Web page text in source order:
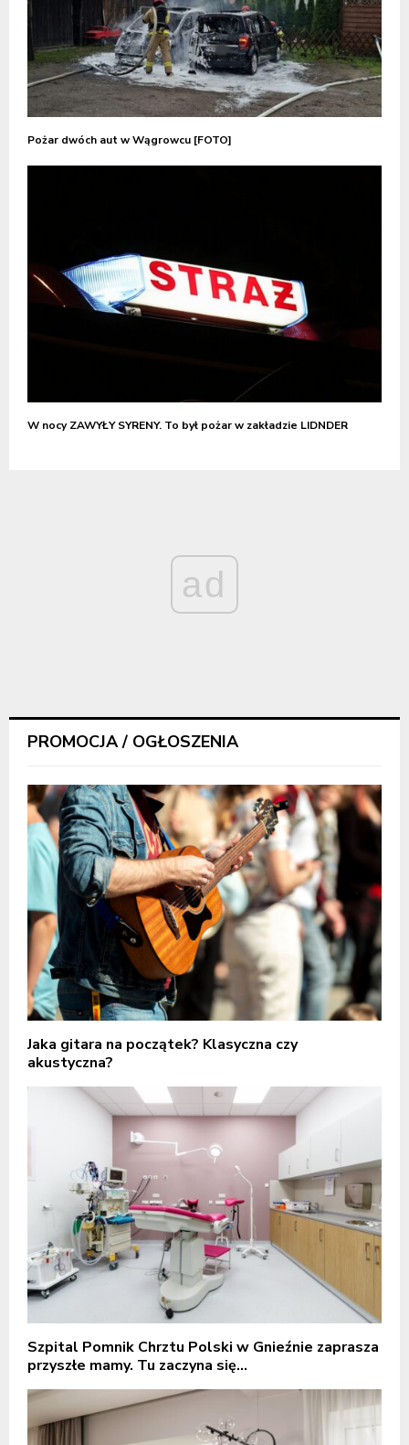
Pożar dwóch aut w Wągrowcu [FOTO]
W nocy ZAWYŁY SYRENY. To był pożar w zakładzie LIDNDER
ad
PROMOCJA / OGŁOSZENIA
Jaka gitara na początek? Klasyczna czy
akustyczna?
Szpital Pomnik Chrztu Polski w Gnieźnie zaprasza
przyszłe mamy. Tu zaczyna się...